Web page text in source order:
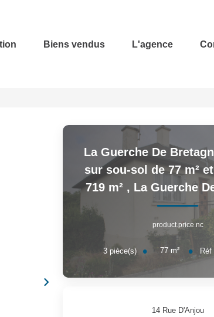
Biens vendus L'agence
La Guerche De
sur sou-sol de 77 m²
719 m² , La Guerche
product.price.nc
3 pièce(s) 77m²
14 Rue D'Anjou